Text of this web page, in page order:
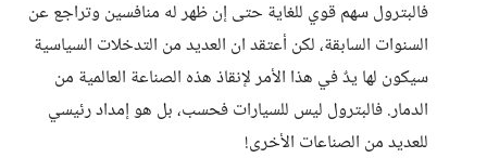
فالبترول سهم قوي للغاية حتى إن ظهر له منافسين وتراجع عن
السنوات السابقة، لكن أعتقد ان العديد من التدخلات السياسية
سيكون لها يدٌ في هذا الأمر لإنقاذ هذه الصناعة العالمية من
الدمار. فالبترول ليس للسيارات فحسب، بل هو إمداد رئيسي
للعديد من الصناعات الأخرى!